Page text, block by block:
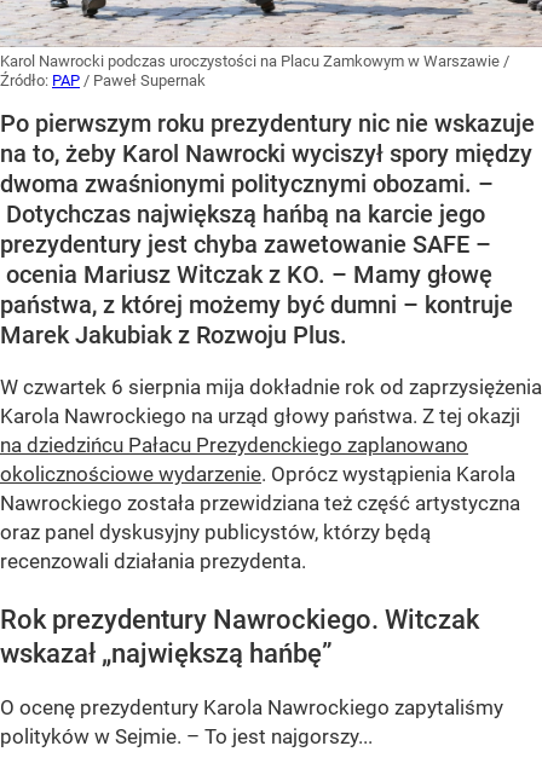
Karol Nawrocki podczas uroczystości na Placu Zamkowym w Warszawie /
Źródło: PAP / Paweł Supernak
Po pierwszym roku prezydentury nic nie wskazuje
na to, żeby Karol Nawrocki wyciszył spory między
dwoma zwaśnionymi politycznymi obozami. –
Dotychczas największą hańbą na karcie jego
prezydentury jest chyba zawetowanie SAFE –
ocenia Mariusz Witczak z KO. – Mamy głowę
państwa, z której możemy być dumni – kontruje
Marek Jakubiak z Rozwoju Plus.
W czwartek 6 sierpnia mija dokładnie rok od zaprzysiężenia
Karola Nawrockiego na urząd głowy państwa. Z tej okazji
na dziedzińcu Pałacu Prezydenckiego zaplanowano
okolicznościowe wydarzenie. Oprócz wystąpienia Karola
Nawrockiego została przewidziana też część artystyczna
oraz panel dyskusyjny publicystów, którzy będą
recenzowali działania prezydenta.
Rok prezydentury Nawrockiego. Witczak
wskazał „największą hańbę”
O ocenę prezydentury Karola Nawrockiego zapytaliśmy
polityków w Sejmie. – To jest najgorszy...